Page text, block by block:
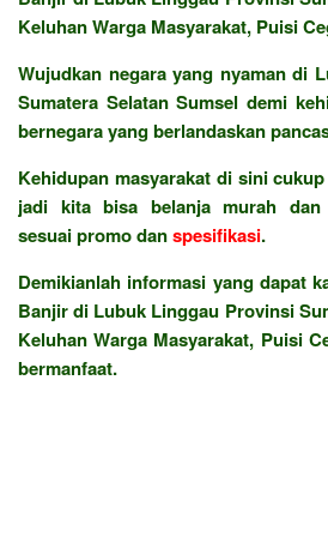
Keluhan Warga Masyarakat, Puisi
Wujudkan negara yang nyaman di
Sumatera Selatan Sumsel demi
bernegara yang berlandaskan
Kehidupan masyarakat di sini
jadi kita bisa belanja murah dan
sesuai promo danspesifikasi.
Demikianlah informasi yang dapat
Banjir di Lubuk Linggau Provinsi
Keluhan Warga Masyarakat, Puisi
bermanfaat.